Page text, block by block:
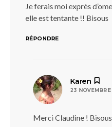
Je ferais moi exprès
elle est tentante !! Bisous
RÉPONDRE
Karen
23
Merci Claudine ! Bisous